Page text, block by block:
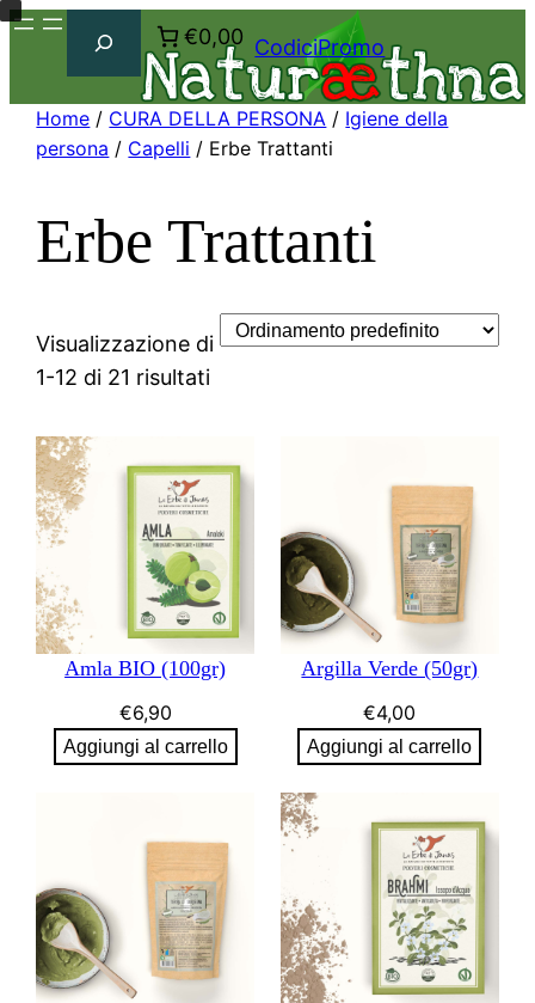
€0,00 CodiciPromo
Home / CURA DELLA PERSONA / Igiene della
persona / Capelli / Erbe Trattanti
Erbe Trattanti
Visualizzazione di
1-12 di 21 risultati
Amla BIO (100gr)
€6,90
Aggiungi al carrello
Argilla Verde (50gr)
€4,00
Aggiungi al carrello